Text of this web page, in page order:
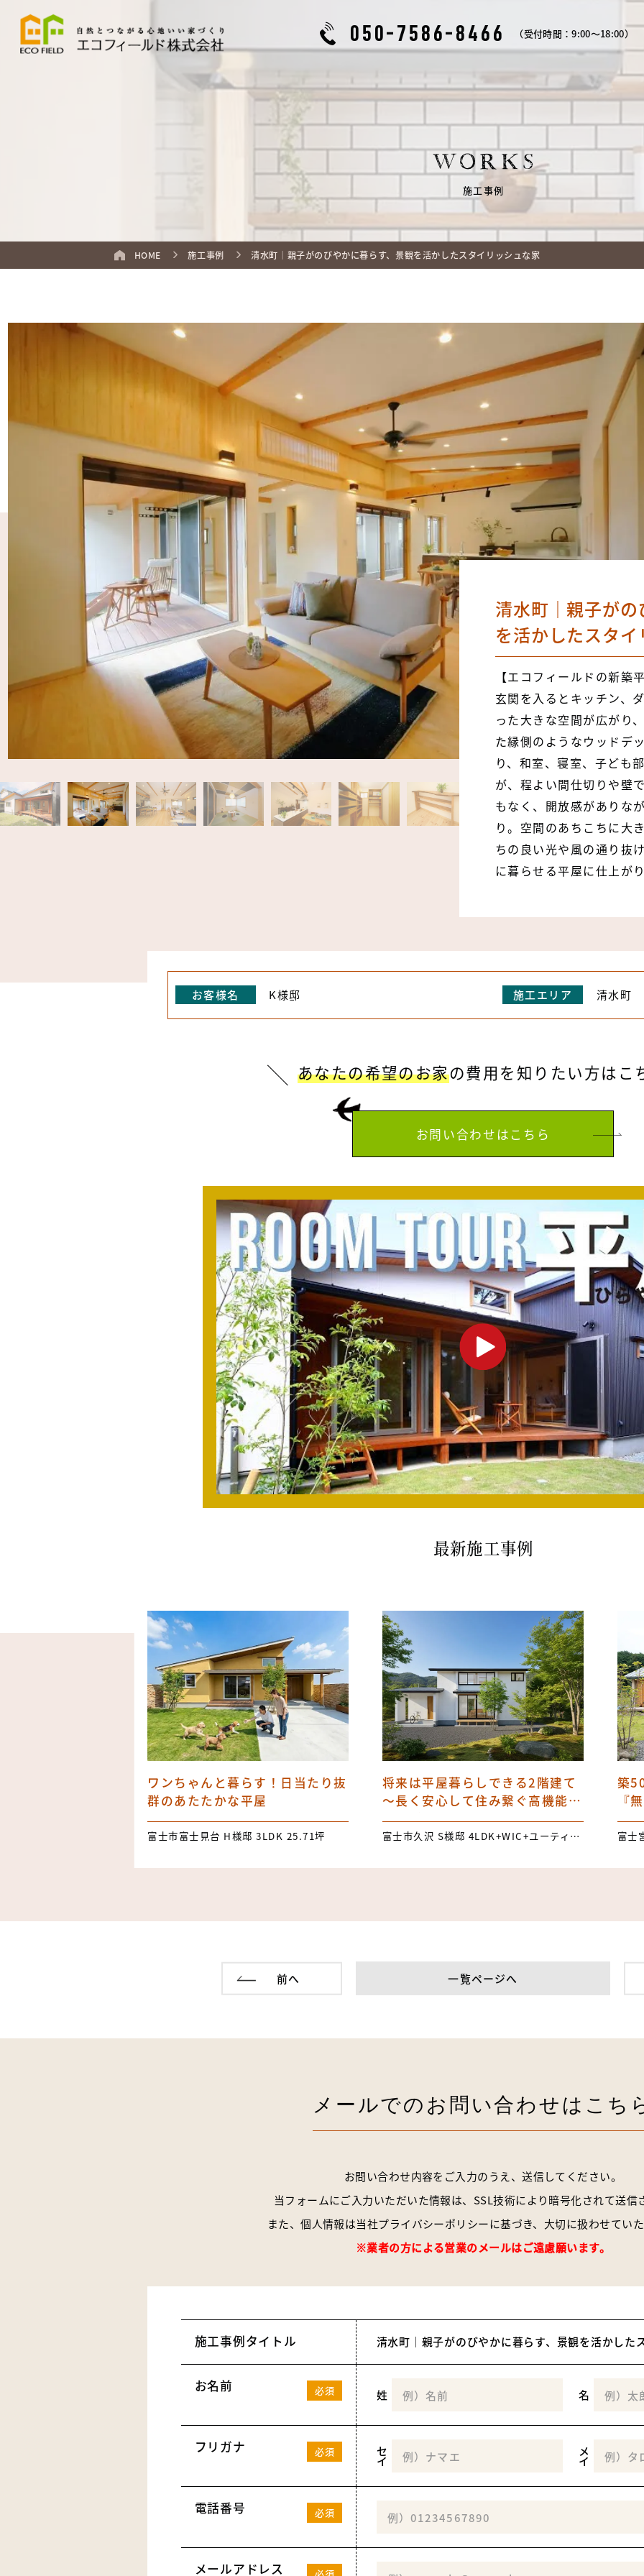
050-7586-8466 （受付時間：9:00～18:00）
WORKS
施工事例
HOME 施工事例 清水町｜親子がのびやかに暮らす、景観を活かしたスタイリッシュな家
清水町｜親子が
を活かしたスタ
【エコフィールドの新
玄関を入るとキッチン、
った大きな空間が広がり
た縁側のようなウッドデ
り、和室、寝室、子ども
が、程よい間仕切りや壁
もなく、開放感がありな
り。空間のあちこちに大
ちの良い光や風の通り抜
に暮らせる平屋に仕上が
お客様名 K様邸 施工エリア 清水町
あなたの希望のお家の費用を知りたい方はこ
お問い合わせはこちら
最新施工事例
ワンちゃんと暮らす！日当たり抜
群のあたたかな平屋
富士市富士見台 H様邸 3LDK 25.71坪
将来は平屋暮らしできる2階建て
～長く安心して住み繋ぐ高機能パ
ッシブハウス～
富士市久沢 S様邸 4LDK+WIC+ユーティリティスペース 34.75坪
築
『
前へ 一覧ページへ
メールでの お問い合わせはこち
お問い合わせ内容をご入力のうえ、送信してください。
当フォームにご入力いただいた情報は、 SSL技術により暗号化されて送信
また、個人情報は当社プライバシーポリシーに基づき、 大切に扱わせてい
※業者の方による営業のメールはご遠慮願います。
施工事例タイトル
お名前 必須 姓 名
フリガナ 必須 セ
イ
メ
イ
電話番号 必須
メールアドレス